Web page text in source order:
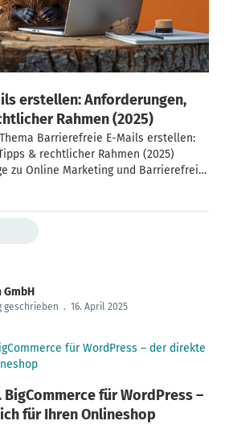
erstellen: Anforderungen,
Rahmen (2025)
Barrierefreie E-Mails erstellen:
& rechtlicher Rahmen (2025)
zu Online Marketing und Barrierefreie
Praxis-Tipps & rechtlicher
geschrieben . 16. April 2025
BigCommerce für WordPress –
für Ihren Onlineshop